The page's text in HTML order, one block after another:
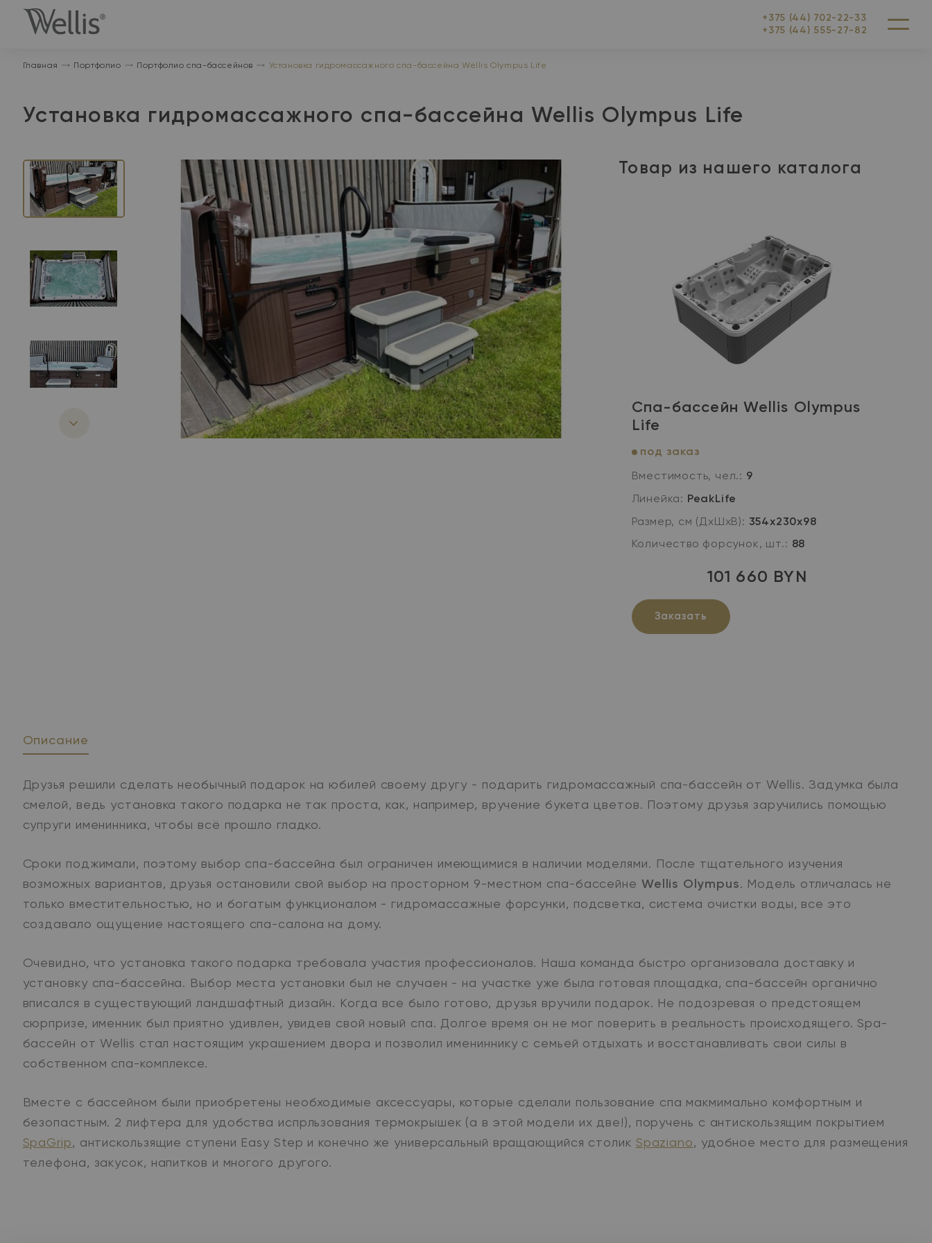
На
главную
+375 (44) 702-22-33
+375 (44) 555-27-82
Меню
Главная Портфолио Портфолио спа-бассейнов Установка гидромассажного спа-бассейна Wellis Olympus Life
Установка гидромассажного спа-бассейна Wellis Olympus Life
Товар из нашего каталога
Спа-бассейн Wellis Olympus
Life
под заказ
Вместимость, чел.: 9
Линейка: PeakLife
Размер, см (ДхШхВ): 354х230х98
Количество форсунок, шт.: 88
101 660 BYN
Заказать
Описание
Друзья решили сделать необычный подарок на юбилей своему другу - подарить гидромассажный спа-бассейн от Wellis. Задумка была
смелой, ведь установка такого подарка не так проста, как, например, вручение букета цветов. Поэтому друзья заручились помощью
супруги именинника, чтобы всё прошло гладко.
Сроки поджимали, поэтому выбор спа-бассейна был ограничен имеющимися в наличии моделями. После тщательного изучения
возможных вариантов, друзья остановили свой выбор на просторном 9-местном спа-бассейне Wellis Olympus. Модель отличалась не
только вместительностью, но и богатым функционалом - гидромассажные форсунки, подсветка, система очистки воды, все это
создавало ощущение настоящего спа-салона на дому.
Очевидно, что установка такого подарка требовала участия профессионалов. Наша команда быстро организовала доставку и
установку спа-бассейна. Выбор места установки был не случаен - на участке уже была готовая площадка, спа-бассейн органично
вписался в существующий ландшафтный дизайн. Когда все было готово, друзья вручили подарок. Не подозревая о предстоящем
сюрпризе, именник был приятно удивлен, увидев свой новый спа. Долгое время он не мог поверить в реальность происходящего. Spa-
бассейн от Wellis стал настоящим украшением двора и позволил имениннику c семьей отдыхать и восстанавливать свои силы в
собственном спа-комплексе.
Вместе с бассейном были приобретены необходимые аксессуары, которые сделали пользование спа макмимально комфортным и
безопастным. 2 лифтера для удобства испрльзования термокрышек (а в этой модели их две!), поручень с антискользящим покрытием
SpaGrip, антискользящие ступени Easy Step и конечно же универсальный вращающийся столик Spaziano, удобное место для размещения
телефона, закусок, напитков и многого другого.